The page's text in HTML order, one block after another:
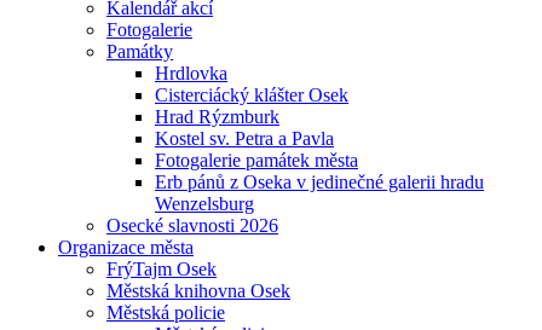
Kalendář akcí
Fotogalerie
Památky
Hrdlovka
Cisterciácký klášter Osek
Hrad Rýzmburk
Kostel sv. Petra a Pavla
Fotogalerie památek města
Erb pánů z Oseka v jedinečné galerii hradu
Wenzelsburg
Osecké slavnosti 2026
Organizace města
FrýTajm Osek
Městská knihovna Osek
Městská policie